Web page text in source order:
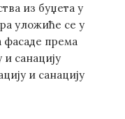
из буџета у
уложиће се у
фасаде према
и санацију
и санацију